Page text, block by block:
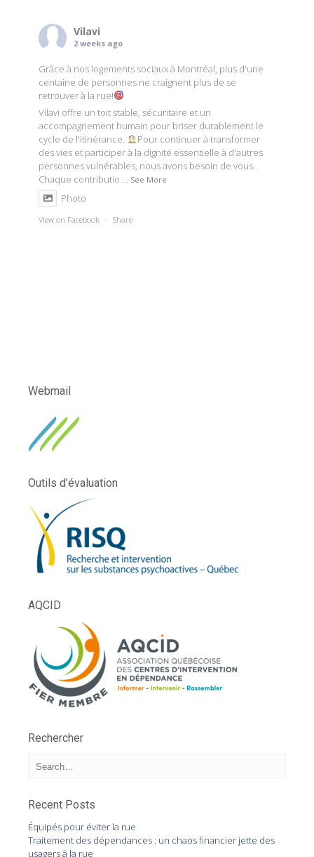
Vilavi
2 weeks ago
Grâce à nos logements sociaux à Montréal, plus d'une
centaine de personnes ne craignent plus de se
retrouver à la rue!
Vilavi offre un toit stable, sécuritaire et un
accompagnement humain pour briser durablement le
cycle de l'itinérance.
Pour continuer à transformer
des vies et participer à la dignité essentielle à d'autres
personnes vulnérables, nous avons besoin de vous.
Chaque contributio ... See More
Photo
View on Facebook · Share
Webmail
Outils d’évaluation
AQCID
Rechercher
Recent Posts
Équipés pour éviter la rue
Traitement des dépendances : un chaos financier jette des
usagers à la rue